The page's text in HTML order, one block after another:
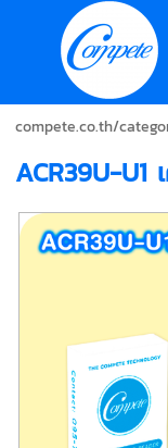
compete.co.th/
ACR39U-